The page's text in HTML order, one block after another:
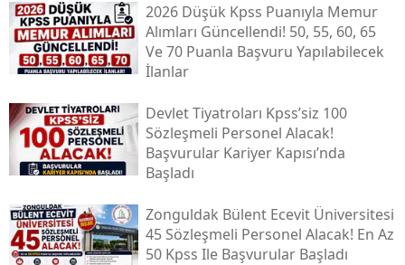
2026 Düşük Kpss Puanıyla Memur
Alımları Güncellendi! 50, 55, 60, 65
Ve 70 Puanla Başvuru Yapılabilecek
İlanlar
Devlet Tiyatroları Kpss’siz 100
Sözleşmeli Personel Alacak!
Başvurular Kariyer Kapısı’nda
Başladı
Zonguldak Bülent Ecevit Üniversitesi
45 Sözleşmeli Personel Alacak! En Az
50 Kpss Ile Başvurular Başladı